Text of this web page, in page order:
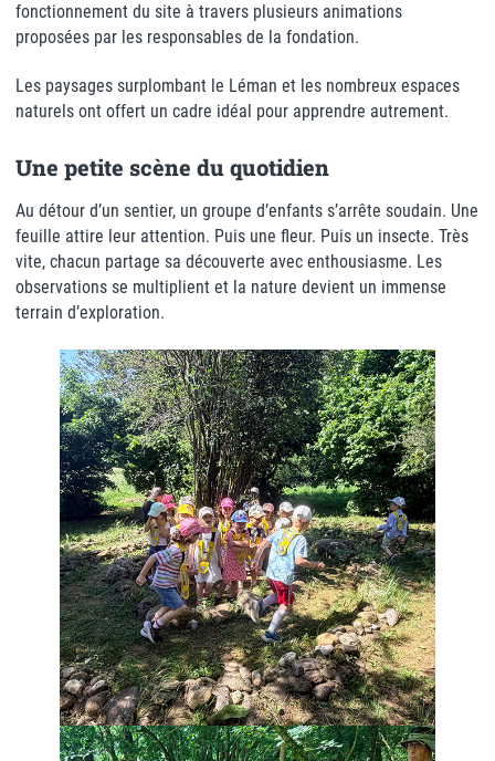
fonctionnement du site à travers plusieurs animations
proposées par les responsables de la fondation.
Les paysages surplombant le Léman et les nombreux espaces
naturels ont offert un cadre idéal pour apprendre autrement.
Une petite scène du quotidien
Au détour d’un sentier, un groupe d’enfants s’arrête soudain. Une
feuille attire leur attention. Puis une fleur. Puis un insecte. Très
vite, chacun partage sa découverte avec enthousiasme. Les
observations se multiplient et la nature devient un immense
terrain d’exploration.